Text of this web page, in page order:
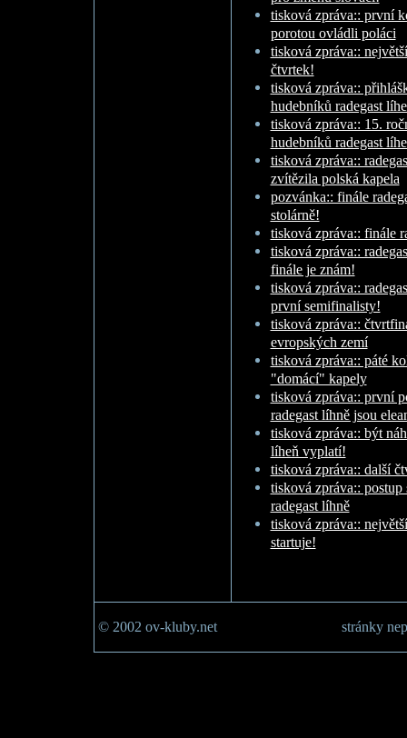
tisková zpráva:: první
porotou ovládli poláci
tisková zpráva::
čtvrtek!
tisková zpráva::
hudebníků radegast
tisková zpráva:: 15.
hudebníků radegast
tisková zpráva::
zvítězila polská kapela
pozvánka:: finále
stolárně!
tisková zpráva:: finále
tisková zpráva::
finále je znám!
tisková zpráva::
první semifinalisty!
tisková zpráva::
evropských zemí
tisková zpráva:: páté
"domácí" kapely
tisková zpráva:: první
radegast líhně jsou
tisková zpráva:: být
líheň vyplatí!
tisková zpráva:: další
tisková zpráva::
radegast líhně
tisková zpráva::
startuje!
© 2002 ov-kluby.net stránky